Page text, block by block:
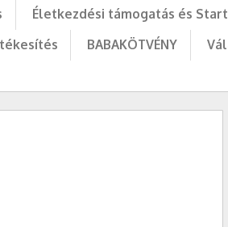
Életkezdési támogatás és
BABAKÖTVÉNY